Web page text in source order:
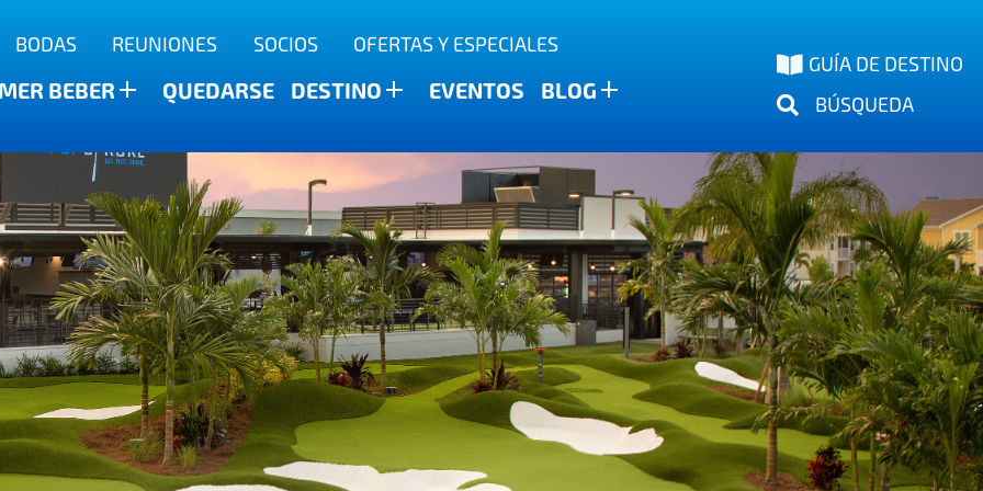
BODAS REUNIONES SOCIOS OFERTAS Y ESPECIALES
BEBER QUEDARSE DESTINO EVENTOS BLOG
GUÍA DE DESTINO
BÚSQUEDA